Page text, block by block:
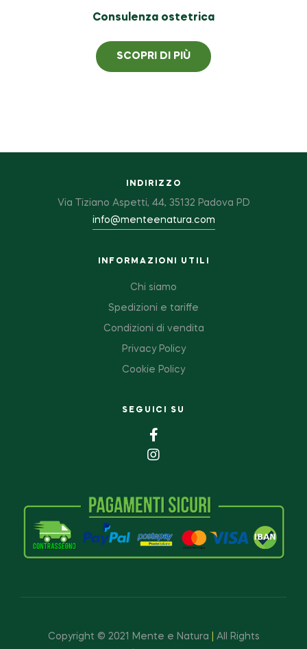
Consulenza ostetrica
SCOPRI DI PIÙ
INDIRIZZO
Via Tiziano Aspetti, 44, 35132 Padova PD
info@menteenatura.com
INFORMAZIONI UTILI
Chi siamo
Spedizioni e tariffe
Condizioni di vendita
Privacy Policy
Cookie Policy
SEGUICI SU
Copyright © 2021 Mente e Natura All Rights